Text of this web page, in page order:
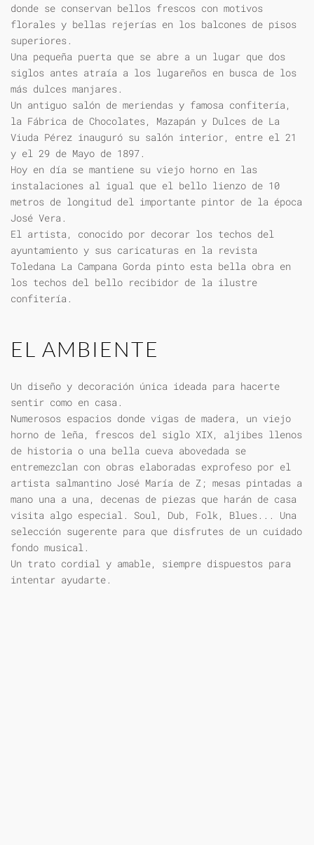
donde se conservan bellos frescos con motivos
florales y bellas rejerías en los balcones de pisos
superiores.
Una pequeña puerta que se abre a un lugar que dos
siglos antes atraía a los lugareños en busca de los
más dulces manjares.
Un antiguo salón de meriendas y famosa confitería,
la Fábrica de Chocolates, Mazapán y Dulces de La
Viuda Pérez inauguró su salón interior, entre el 21
y el 29 de Mayo de 1897.
Hoy en día se mantiene su viejo horno en las
instalaciones al igual que el bello lienzo de 10
metros de longitud del importante pintor de la época
José Vera.
El artista, conocido por decorar los techos del
ayuntamiento y sus caricaturas en la revista
Toledana La Campana Gorda pinto esta bella obra en
los techos del bello recibidor de la ilustre
confitería.
EL AMBIENTE
Un diseño y decoración única ideada para hacerte
sentir como en casa.
Numerosos espacios donde vigas de madera, un viejo
horno de leña, frescos del siglo XIX, aljibes llenos
de historia o una bella cueva abovedada se
entremezclan con obras elaboradas exprofeso por el
artista salmantino José María de Z; mesas pintadas a
mano una a una, decenas de piezas que harán de casa
visita algo especial. Soul, Dub, Folk, Blues... Una
selección sugerente para que disfrutes de un cuidado
fondo musical.
Un trato cordial y amable, siempre dispuestos para
intentar ayudarte.